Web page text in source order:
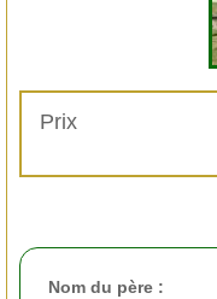
Prix
Nom du père :